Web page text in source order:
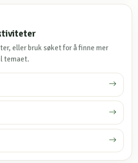
eller bruk søket for å finne mer
temaet.